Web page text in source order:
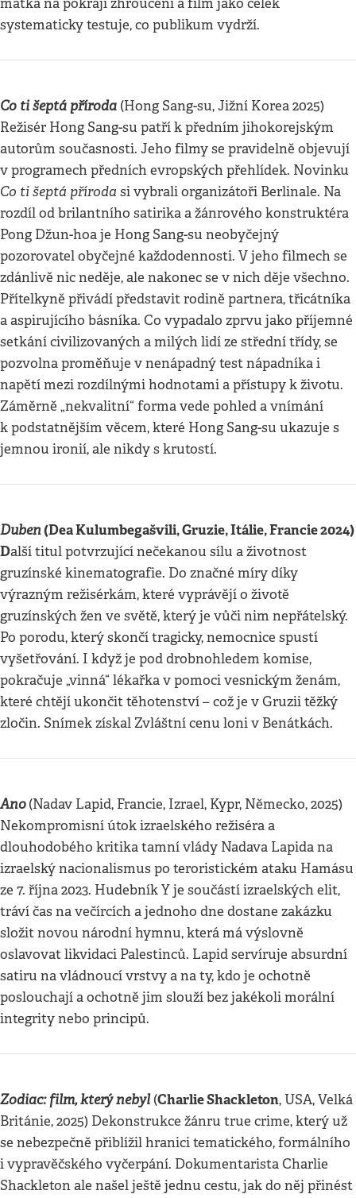
matka na pokraji zhroucení a film jako celek
systematicky testuje, co publikum vydrží.
Co ti šeptá příroda (Hong Sang-su, Jižní Korea 2025)
Režisér Hong Sang-su patří k předním jihokorejským
autorům současnosti. Jeho filmy se pravidelně objevují
v programech předních evropských přehlídek. Novinku
Co ti šeptá příroda si vybrali organizátoři Berlinale. Na
rozdíl od brilantního satirika a žánrového konstruktéra
Pong Džun-hoa je Hong Sang-su neobyčejný
pozorovatel obyčejné každodennosti. V jeho filmech se
zdánlivě nic neděje, ale nakonec se v nich děje všechno.
Přítelkyně přivádí představit rodině partnera, třicátníka
a aspirujícího básníka. Co vypadalo zprvu jako příjemné
setkání civilizovaných a milých lidí ze střední třídy, se
pozvolna proměňuje v nenápadný test nápadníka i
napětí mezi rozdílnými hodnotami a přístupy k životu.
Záměrně „nekvalitní“ forma vede pohled a vnímání
k podstatnějším věcem, které Hong Sang-su ukazuje s
jemnou ironií, ale nikdy s krutostí.
Duben(Dea Kulumbegašvili, Gruzie, Itálie, Francie 2024)
Další titul potvrzující nečekanou sílu a životnost
gruzínské kinematografie. Do značné míry díky
výrazným režisérkám, které vyprávějí o životě
gruzínských žen ve světě, který je vůči nim nepřátelský.
Po porodu, který skončí tragicky, nemocnice spustí
vyšetřování. I když je pod drobnohledem komise,
pokračuje „vinná“ lékařka v pomoci vesnickým ženám,
které chtějí ukončit těhotenství – což je v Gruzii těžký
zločin. Snímek získal Zvláštní cenu loni v Benátkách.
Ano(Nadav Lapid, Francie, Izrael, Kypr, Německo, 2025)
Nekompromisní útok izraelského režiséra a
dlouhodobého kritika tamní vlády Nadava Lapida na
izraelský nacionalismus po teroristickém ataku Hamásu
ze 7. října 2023. Hudebník Y je součástí izraelských elit,
tráví čas na večírcích a jednoho dne dostane zakázku
složit novou národní hymnu, která má výslovně
oslavovat likvidaci Palestinců. Lapid servíruje absurdní
satiru na vládnoucí vrstvy a na ty, kdo je ochotně
poslouchají a ochotně jim slouží bez jakékoli morální
integrity nebo principů.
Zodiac: film, který nebyl (Charlie Shackleton, USA, Velká
Británie, 2025) Dekonstrukce žánru true crime, který už
se nebezpečně přiblížil hranici tematického, formálního
i vypravěčského vyčerpání. Dokumentarista Charlie
Shackleton ale našel ještě jednu cestu, jak do něj přinést